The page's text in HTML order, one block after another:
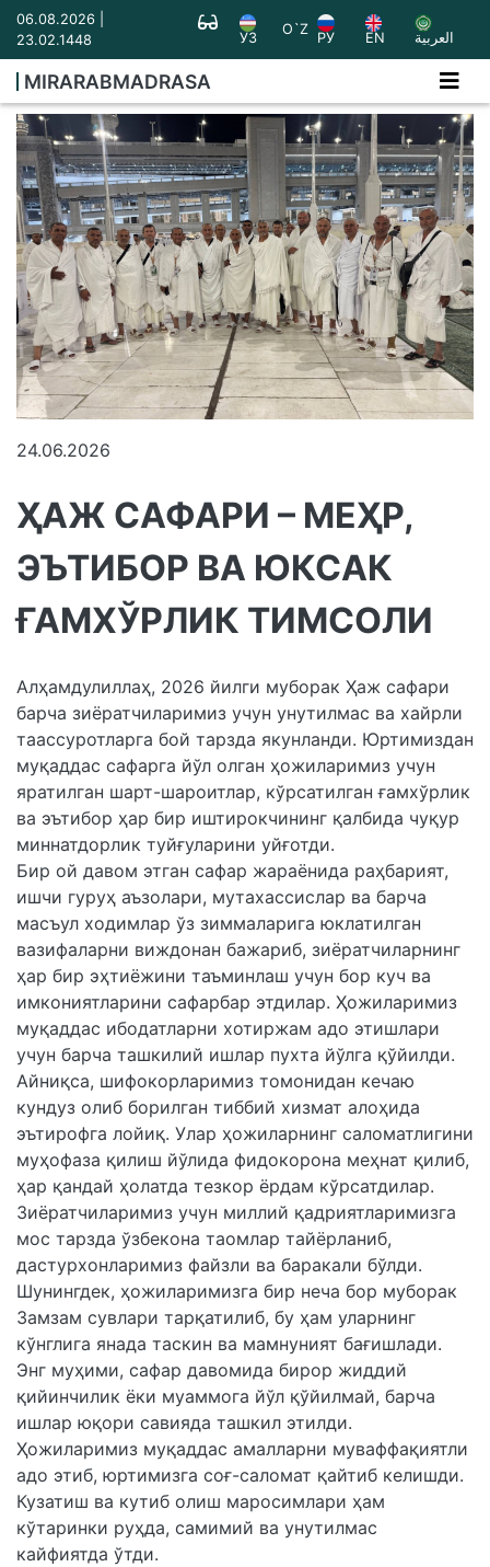
06.08.2026 |
23.02.1448
УЗ
O`Z
РУ EN العربية
MIRARABMADRASA
24.06.2026
ҲАЖ САФАРИ – МЕҲР,
ЭЪТИБОР ВА ЮКСАК
ҒАМХЎРЛИК ТИМСОЛИ
Алҳамдулиллаҳ, 2026 йилги муборак Ҳаж сафари
барча зиёратчиларимиз учун унутилмас ва хайрли
таассуротларга бой тарзда якунланди. Юртимиздан
муқаддас сафарга йўл олган ҳожиларимиз учун
яратилган шарт-шароитлар, кўрсатилган ғамхўрлик
ва эътибор ҳар бир иштирокчининг қалбида чуқур
миннатдорлик туйғуларини уйғотди.
Бир ой давом этган сафар жараёнида раҳбарият,
ишчи гуруҳ аъзолари, мутахассислар ва барча
масъул ходимлар ўз зиммаларига юклатилган
вазифаларни виждонан бажариб, зиёратчиларнинг
ҳар бир эҳтиёжини таъминлаш учун бор куч ва
имкониятларини сафарбар этдилар. Ҳожиларимиз
муқаддас ибодатларни хотиржам адо этишлари
учун барча ташкилий ишлар пухта йўлга қўйилди.
Айниқса, шифокорларимиз томонидан кечаю
кундуз олиб борилган тиббий хизмат алоҳида
эътирофга лойиқ. Улар ҳожиларнинг саломатлигини
муҳофаза қилиш йўлида фидокорона меҳнат қилиб,
ҳар қандай ҳолатда тезкор ёрдам кўрсатдилар.
Зиёратчиларимиз учун миллий қадриятларимизга
мос тарзда ўзбекона таомлар тайёрланиб,
дастурхонларимиз файзли ва баракали бўлди.
Шунингдек, ҳожиларимизга бир неча бор муборак
Замзам сувлари тарқатилиб, бу ҳам уларнинг
кўнглига янада таскин ва мамнуният бағишлади.
Энг муҳими, сафар давомида бирор жиддий
қийинчилик ёки муаммога йўл қўйилмай, барча
ишлар юқори савияда ташкил этилди.
Ҳожиларимиз муқаддас амалларни муваффақиятли
адо этиб, юртимизга соғ-саломат қайтиб келишди.
Кузатиш ва кутиб олиш маросимлари ҳам
кўтаринки руҳда, самимий ва унутилмас
кайфиятда ўтди.